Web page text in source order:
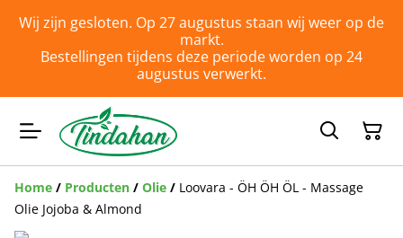
Wij zijn gesloten. Op 27 augustus staan wij weer op de
markt.
Bestellingen tijdens deze periode worden op 24
augustus verwerkt.
Home / Producten / Olie / Loovara - ÖH ÖH ÖL - Massage
Olie Jojoba & Almond